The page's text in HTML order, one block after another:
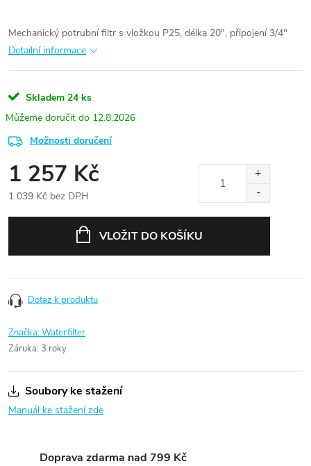
Mechanický potrubní filtr s vložkou P25, délka 20", připojení 3/4"
Detailní informace
Skladem 24 ks
12.8.2026
Možnosti doručení
1 257 Kč
1 039 Kč bez DPH
VLOŽIT DO KOŠÍKU
Dotaz k produktu
Značka:Waterfilter
Záruka: 3 roky
Soubory ke stažení
Manuál ke stažení zde
Doprava zdarma nad 799 Kč